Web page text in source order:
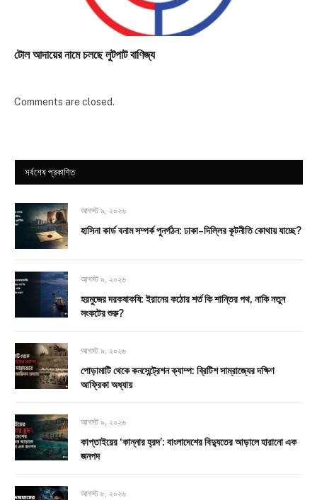
টোল আদায়ের নামে চলছে লুটপাট বাণিজ্য
Comments are closed.
সর্বশেষ প্রকাশিত
আগস্ট ৯, ২০২৬
হাসিনা কার্ড বনাম সম্পর্ক পুনর্গঠন: ঢাকা–দিল্লির কূটনীতি কোথায় যাচ্ছে?
আগস্ট ৯, ২০২৬
হরমুজের দরকষাকষি: ইরানের কঠোর শর্ত কি শান্তির পথ, নাকি নতুন
সংকটের শুরু?
আগস্ট ৯, ২০২৬
পোড়ামাটি থেকে কনসেন্ট্রেশন ক্যাম্প: ব্রিটিশ সাম্রাজ্যের দক্ষিণ
আফ্রিকা অধ্যায়
আগস্ট ৯, ২০২৬
কাপ্তাইয়ের ‘কান্নার হ্রদ’: বাংলাদেশের বিদ্যুতের আড়ালে হারানো এক
জনপদ
আগস্ট ৮, ২০২৬